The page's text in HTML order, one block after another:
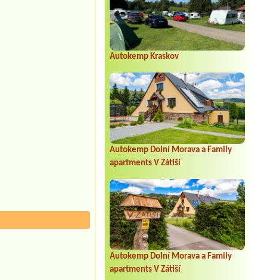
Autokemp Kraskov
Autokemp Dolní Morava a Family
apartments V Zátiší
Autokemp Dolní Morava a Family
apartments V Zátiší